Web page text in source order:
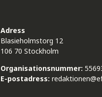
Adress
Blasieholmstorg 12
106 70 Stockholm
Organisationsnummer:
E-postadress: